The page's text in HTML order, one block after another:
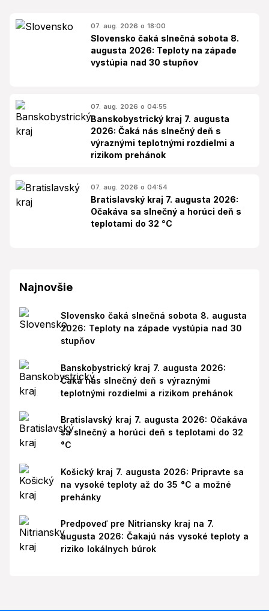
07. aug. 2026 o 18:00
Slovensko čaká slnečná sobota 8.
augusta 2026: Teploty na západe
vystúpia nad 30 stupňov
07. aug. 2026 o 04:55
Banskobystrický kraj 7. augusta
2026: Čaká nás slnečný deň s
výraznými teplotnými rozdielmi a
rizikom prehánok
07. aug. 2026 o 04:54
Bratislavský kraj 7. augusta 2026:
Očakáva sa slnečný a horúci deň s
teplotami do 32 °C
Najnovšie
Slovensko čaká slnečná sobota 8. augusta
2026: Teploty na západe vystúpia nad 30
stupňov
Banskobystrický kraj 7. augusta 2026:
Čaká nás slnečný deň s výraznými
teplotnými rozdielmi a rizikom prehánok
Bratislavský kraj 7. augusta 2026: Očakáva
sa slnečný a horúci deň s teplotami do 32
°C
Košický kraj 7. augusta 2026: Pripravte sa
na vysoké teploty až do 35 °C a možné
prehánky
Predpoveď pre Nitriansky kraj na 7.
augusta 2026: Čakajú nás vysoké teploty a
riziko lokálnych búrok